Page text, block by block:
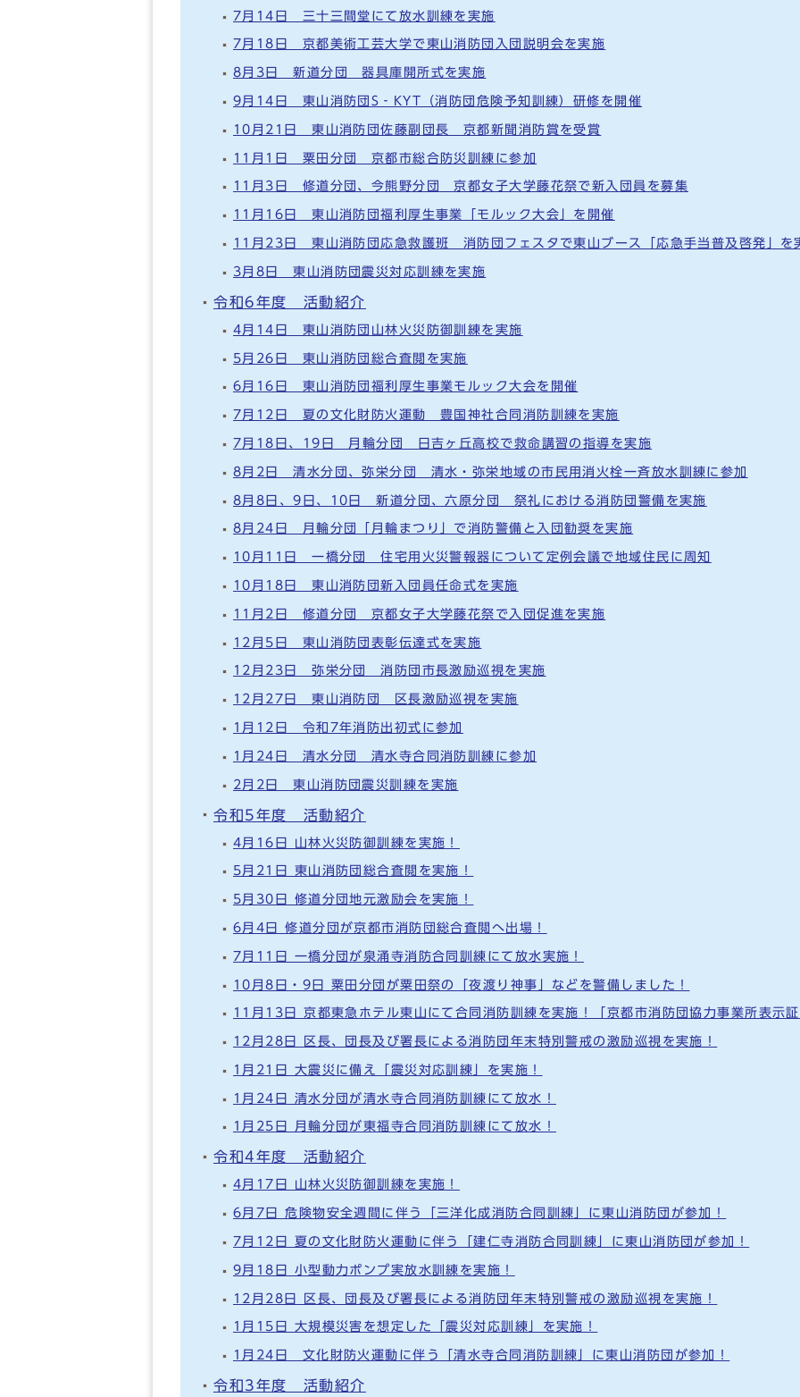
7月14日 三十三間堂にて放水訓練を実施
7月18日 京都美術工芸大学で東山消防団入団説明会を実施
8月3日 新道分団 器具庫開所式を実施
9月14日 東山消防団S‐KYT（消防団危険予知訓練）研修を開催
10月21日 東山消防団佐藤副団長 京都新聞消防賞を受賞
11月1日 粟田分団 京都市総合防災訓練に参加
11月3日 修道分団、今熊野分団 京都女子大学藤花祭で新入団員を募集
11月16日 東山消防団福利厚生事業「モルック大会」を開催
11月23日 東山消防団応急救護班 消防団フェスタで東山ブース「応急手当普及啓発」を
3月8日 東山消防団震災対応訓練を実施
令和6年度 活動紹介
4月14日 東山消防団山林火災防御訓練を実施
5月26日 東山消防団総合査閲を実施
6月16日 東山消防団福利厚生事業モルック大会を開催
7月12日 夏の文化財防火運動 豊国神社合同消防訓練を実施
7月18日、19日 月輪分団 日吉ヶ丘高校で救命講習の指導を実施
8月2日 清水分団、弥栄分団 清水・弥栄地域の市民用消火栓一斉放水訓練に参加
8月8日、9日、10日 新道分団、六原分団 祭礼における消防団警備を実施
8月24日 月輪分団「月輪まつり」で消防警備と入団勧奨を実施
10月11日 一橋分団 住宅用火災警報器について定例会議で地域住民に周知
10月18日 東山消防団新入団員任命式を実施
11月2日 修道分団 京都女子大学藤花祭で入団促進を実施
12月5日 東山消防団表彰伝達式を実施
12月23日 弥栄分団 消防団市長激励巡視を実施
12月27日 東山消防団 区長激励巡視を実施
1月12日 令和7年消防出初式に参加
1月24日 清水分団 清水寺合同消防訓練に参加
2月2日 東山消防団震災訓練を実施
令和5年度 活動紹介
4月16日 山林火災防御訓練を実施！
5月21日 東山消防団総合査閲を実施！
5月30日 修道分団地元激励会を実施！
6月4日 修道分団が京都市消防団総合査閲へ出場！
7月11日 一橋分団が泉涌寺消防合同訓練にて放水実施！
10月8日・9日 粟田分団が粟田祭の「夜渡り神事」などを警備しました！
11月13日 京都東急ホテル東山にて合同消防訓練を実施！「京都市消防団協力事業所表示
12月28日 区長、団長及び署長による消防団年末特別警戒の激励巡視を実施！
1月21日 大震災に備え「震災対応訓練」を実施！
1月24日 清水分団が清水寺合同消防訓練にて放水！
1月25日 月輪分団が東福寺合同消防訓練にて放水！
令和4年度 活動紹介
4月17日 山林火災防御訓練を実施！
6月7日 危険物安全週間に伴う「三洋化成消防合同訓練」に東山消防団が参加！
7月12日 夏の文化財防火運動に伴う「建仁寺消防合同訓練」に東山消防団が参加！
9月18日 小型動力ポンプ実放水訓練を実施！
12月28日 区長、団長及び署長による消防団年末特別警戒の激励巡視を実施！
1月15日 大規模災害を想定した「震災対応訓練」を実施！
1月24日 文化財防火運動に伴う「清水寺合同消防訓練」に東山消防団が参加！
令和3年度 活動紹介